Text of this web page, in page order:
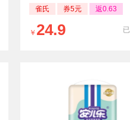
雀氏 券5元 返0.63
￥ 24.9